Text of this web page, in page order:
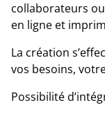
collaborateurs
en ligne et
La création
vos besoins,
Possibilité